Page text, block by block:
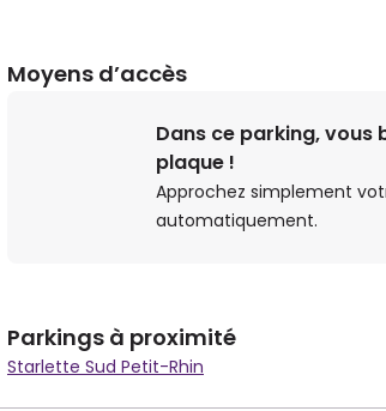
Moyens d’accès
Dans ce parking, vous
plaque !
Approchez simplement
automatiquement.
Parkings à proximité
Starlette Sud Petit-Rhin